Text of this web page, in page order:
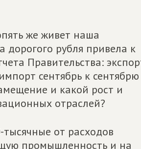
же живет наша
рубля привела к
Правительства:
сентябрь к сентябрю
и какой рост и
отраслей?
от расходов
промышленность и на